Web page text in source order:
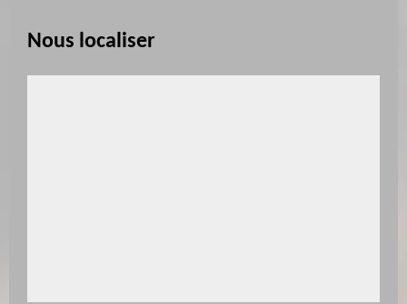
Nous localiser